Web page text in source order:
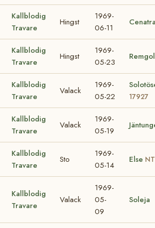
Kallblodig
Travare
Hingst
1969-
06-11
Kallblodig
Travare
Hingst
1969-
05-23
Kallblodig
Travare
Valack
1969-
05-22
17927
Kallblodig
Travare
Valack
1969-
05-19
Kallblodig
Travare
Sto
1969-
05-14
Else
Kallblodig
Travare
Valack
1969-
05-
09
Soleja